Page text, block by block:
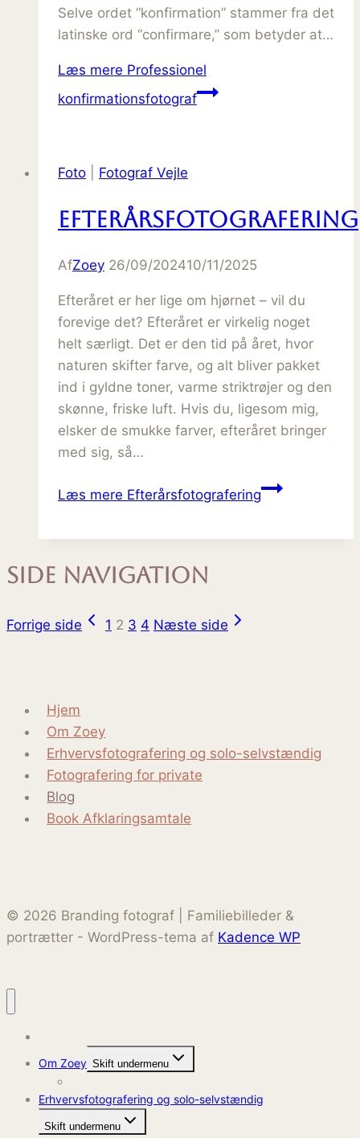
Selve ordet “konfirmation” stammer fra det
latinske ord “confirmare,” som betyder at…
Læs mere Professionel
konfirmationsfotograf
Foto Fotograf Vejle
Efterårsfotografering
AfZoey 26/09/202410/11/2025
Efteråret er her lige om hjørnet – vil du
forevige det? Efteråret er virkelig noget
helt særligt. Det er den tid på året, hvor
naturen skifter farve, og alt bliver pakket
ind i gyldne toner, varme striktrøjer og den
skønne, friske luft. Hvis du, ligesom mig,
elsker de smukke farver, efteråret bringer
med sig, så…
Læs mere Efterårsfotografering
Side navigation
Forrige side 1 2 3 4 Næste side
Hjem
Om Zoey
Erhvervsfotografering og solo-selvstændig
Fotografering for private
Blog
Book Afklaringsamtale
© 2026 Branding fotograf | Familiebilleder &
portrætter - WordPress-tema af Kadence WP
Om Zoey Skift undermenu
Erhvervsfotografering og solo-selvstændig
Skift undermenu